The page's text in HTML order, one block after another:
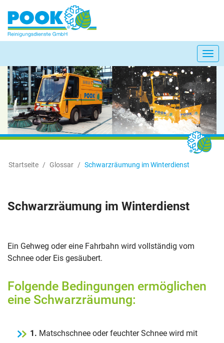
Startseite Glossar Schwarzräumung im Winterdienst
Schwarzräumung im Winterdienst
Ein Gehweg oder eine Fahrbahn wird vollständig vom
Schnee oder Eis gesäubert.
Folgende Bedingungen ermöglichen
eine Schwarzräumung:
1. Matschschnee oder feuchter Schnee wird mit